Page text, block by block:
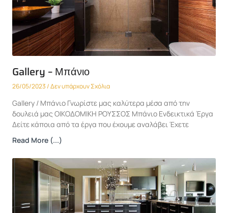
Gallery – Μπάνιο
26/05/2023 Δεν υπάρχουν Σχόλια
Gallery / Μπάνιο Γνωρίστε μας καλύτερα μέσα από την
δουλειά μας ΟΙΚΟΔΟΜΙΚΗ ΡΟΥΣΣΟΣ Μπάνιο Ενδεικτικά Έργα
Δείτε κάποια από τα έργα που έχουμε αναλάβει Έχετε
Read More (...)